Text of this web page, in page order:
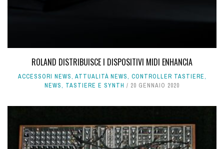
ROLAND DISTRIBUISCE I DISPOSITIVI MIDI ENHANCIA
ACCESSORI NEWS, ATTUALITÀ NEWS, CONTROLLER TASTIERE,
NEWS, TASTIERE E SYNTH 20 GENNAIO 2020